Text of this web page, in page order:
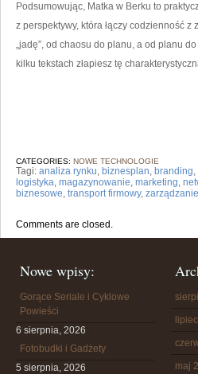
Podsumowując, Matka w Berku to
z perspektywy, która łączy codzienność z
„jadę”, od chaosu do planu, a od planu
kilku tekstach złapiesz tę
CATEGORIES: NOWE TECHNOLOGIE
Tagi: analiza rynku, biznesplan, branding,
logistyka, magazynowanie, marketing,
biznesowe, transport firmowy,
Comments are closed.
Nowe wpisy:
Gorące Seriale i Cyklowe
Powieści
6 sierpnia, 2026
Fotobudki i Gadżety
5 sierpnia, 2026
maj